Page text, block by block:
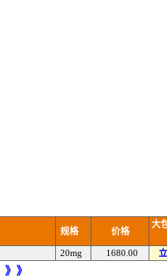
规格 价格
大
20mg 1680.00
》